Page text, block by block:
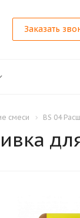
Заказать
смеси BS 04